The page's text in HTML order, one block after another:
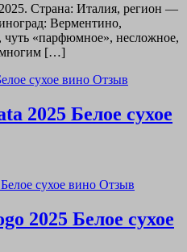
Страна: Италия, регион —
Верментино,
чуть «парфюмное», несложное,
многим […]
2025 Белое сухое
2025 Белое сухое